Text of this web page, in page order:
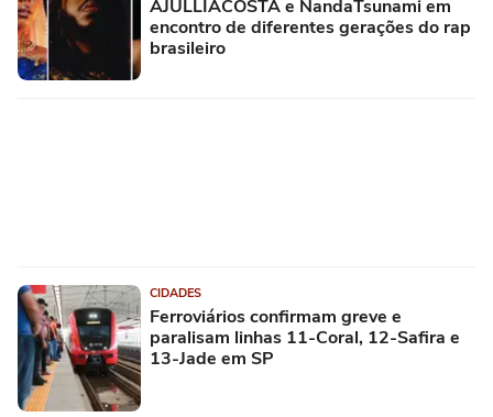
AJULLIACOSTA e NandaTsunami em
encontro de diferentes gerações do rap
brasileiro
CIDADES
Ferroviários confirmam greve e
paralisam linhas 11-Coral, 12-Safira e
13-Jade em SP